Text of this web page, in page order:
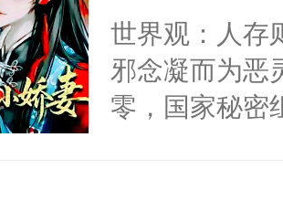
堂魔尊……行
位，当日就抢
神偏执：不许
间变脸背叛他
的恶事他都对
一个权力滔天
右男主又报
世界观：人存
邪念凝而为恶
零，国家秘密